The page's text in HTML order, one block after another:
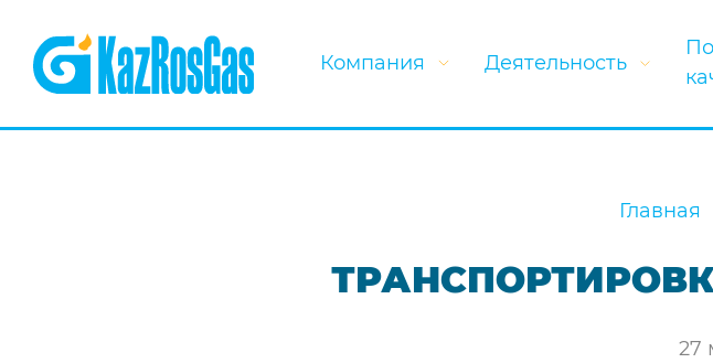
Компания Деятельность
Главная
27